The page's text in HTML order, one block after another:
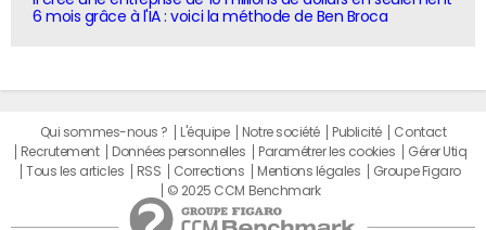
6 mois grâce à l'IA : voici la méthode de Ben Broca
Qui sommes-nous ? L'équipe Notre société Publicité
Contact
Recrutement
Données personnelles Paramétrer les cookies
Gérer Utiq
Tous les articles
RSS Corrections Mentions légales
Groupe Figaro
© 2025 CCM Benchmark